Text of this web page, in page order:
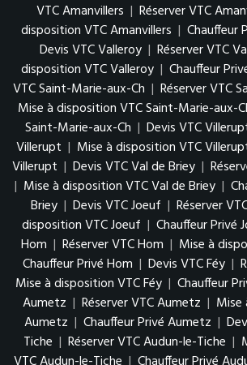
VTC Amanvillers | Réserver VTC
disposition VTC Amanvillers | Chauffeur
Devis VTC Valleroy | Réserver VTC
disposition VTC Valleroy | Chauffeur
VTC Saint-Marie-aux-Ch | Réserver VTC
Mise à disposition VTC Saint-Marie-aux-
Saint-Marie-aux-Ch | Devis VTC
Villerupt | Mise à disposition VTC
Villerupt | Devis VTC Val de Briey |
| Mise à disposition VTC Val de Briey |
Briey | Devis VTC Joeuf | Réserver
disposition VTC Joeuf | Chauffeur Privé
Hom | Réserver VTC Hom | Mise à
Chauffeur Privé Hom | Devis VTC Féy |
Mise à disposition VTC Féy | Chauffeur
Aumetz | Réserver VTC Aumetz | Mise
Aumetz | Chauffeur Privé Aumetz |
Tiche | Réserver VTC Audun-le-Tiche |